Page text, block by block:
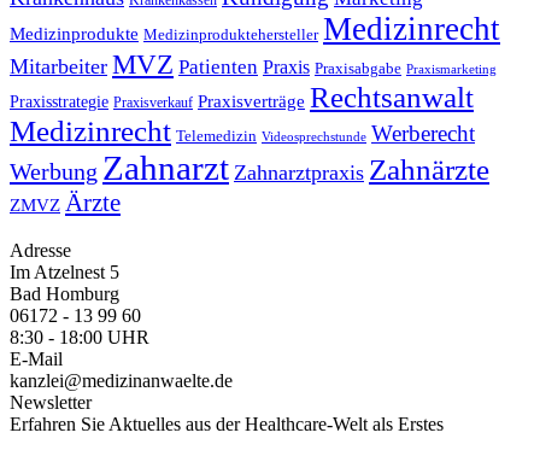
Medizinprodukte Medizinproduktehersteller Medizinrecht
Mitarbeiter MVZ Patienten Praxis Praxisabgabe Praxismarketing
Praxisstrategie Praxisverkauf Praxisverträge Rechtsanwalt
Medizinrecht Telemedizin Videosprechstunde Werberecht
Werbung Zahnarzt Zahnarztpraxis Zahnärzte
ZMVZ Ärzte
Adresse
Im Atzelnest 5
Bad Homburg
06172 - 13 99 60
8:30 - 18:00 UHR
E-Mail
kanzlei@medizinanwaelte.de
Newsletter
Erfahren Sie Aktuelles aus der Healthcare-Welt als Erstes